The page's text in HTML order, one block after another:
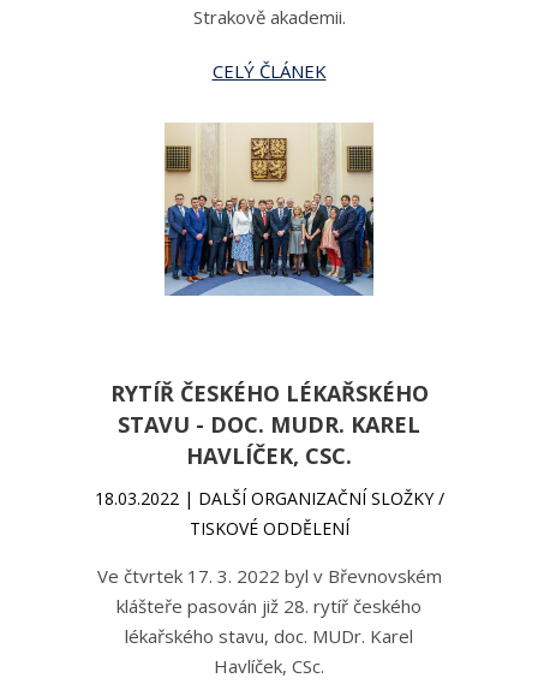
Strakově akademii.
CELÝ ČLÁNEK
RYTÍŘ ČESKÉHO LÉKAŘSKÉHO
STAVU - DOC. MUDR. KAREL
HAVLÍČEK, CSC.
18.03.2022 | DALŠÍ ORGANIZAČNÍ SLOŽKY /
TISKOVÉ ODDĚLENÍ
Ve čtvrtek 17. 3. 2022 byl v Břevnovském
klášteře pasován již 28. rytíř českého
lékařského stavu, doc. MUDr. Karel
Havlíček, CSc.